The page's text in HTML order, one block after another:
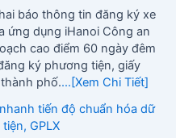
báo thông tin đăng ký xe
ứng dụng iHanoi Công an
cao điểm 60 ngày đêm
ký phương tiện, giấy
phố....[Xem Chi Tiết]
tiến độ chuẩn hóa dữ
GPLX